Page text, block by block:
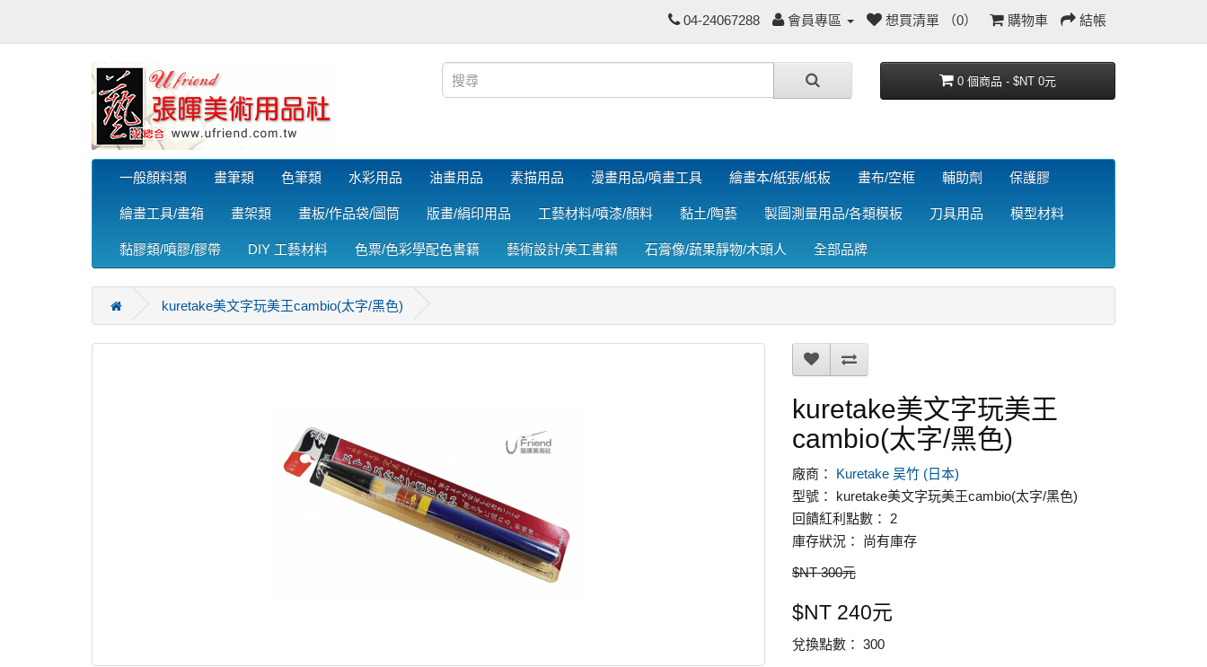
04-24067288 會員專區 想買清單 （0） 購物車 結帳
0 個商品 - $NT 0元
一般顏料類 畫筆類 色筆類 水彩用品 油畫用品 素描用品 漫畫用品/噴畫工具 繪畫本/紙張/紙板 畫布/空框 輔助劑 保護膠
繪畫工具/畫箱 畫架類 畫板/作品袋/圖筒 版畫/絹印用品 工藝材料/噴漆/顏料 黏土/陶藝 製圖測量用品/各類模板 刀具用品 模型材料
黏膠類/噴膠/膠帶 DIY 工藝材料 色票/色彩學配色書籍 藝術設計/美工書籍 石膏像/蔬果靜物/木頭人 全部品牌
kuretake美文字玩美王cambio(太字/黑色)
kuretake美文字玩美王
cambio(太字/黑色)
廠商： Kuretake 吴竹 (日本)
型號： kuretake美文字玩美王cambio(太字/黑色)
回饋紅利點數： 2
庫存狀況： 尚有庫存
$NT 300元
$NT 240元
兌換點數： 300